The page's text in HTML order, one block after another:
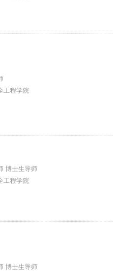
工程学院
博士生导师
工程学院
博士生导师